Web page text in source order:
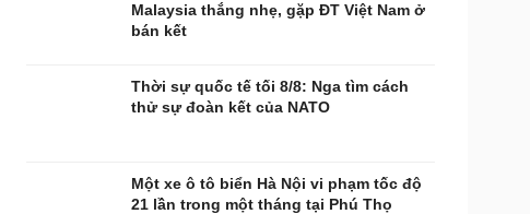
Malaysia thắng nhẹ, gặp ĐT Việt Nam ở
bán kết
Thời sự quốc tế tối 8/8: Nga tìm cách
thử sự đoàn kết của NATO
Một xe ô tô biển Hà Nội vi phạm tốc độ
21 lần trong một tháng tại Phú Thọ